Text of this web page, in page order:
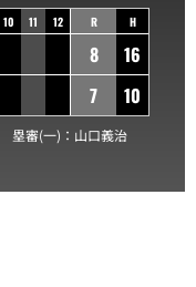
10 11 12 R H
8
16
7
10
塁審(一)： 山口義治